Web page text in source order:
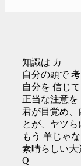
知識は カ
自分の頭で
自分を 信じて
正当な注意
君が目覚め、
とが、ヤツ
もう 羊じゃ
素晴らしい大
Q